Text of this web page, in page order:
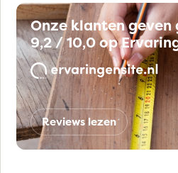
Onze klanten geven
9,2 / 10,0 op
Reviews lezen